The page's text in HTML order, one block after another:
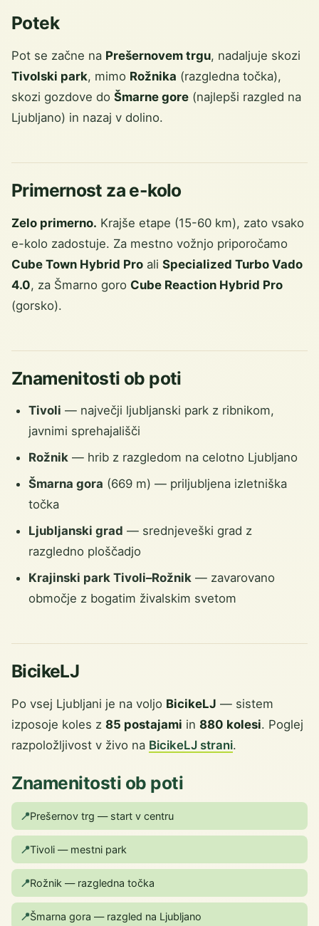
Potek
Pot se začne na Prešernovem trgu, nadaljuje skozi
Tivolski park, mimo Rožnika (razgledna točka),
skozi gozdove do Šmarne gore (najlepši razgled na
Ljubljano) in nazaj v dolino.
Primernost za e-kolo
Zelo primerno. Krajše etape (15-60 km), zato vsako
e-kolo zadostuje. Za mestno vožnjo priporočamo
Cube Town Hybrid Pro ali Specialized Turbo Vado
4.0, za Šmarno goro Cube Reaction Hybrid Pro
(gorsko).
Znamenitosti ob poti
Tivoli — največji ljubljanski park z ribnikom,
javnimi sprehajališči
Rožnik — hrib z razgledom na celotno Ljubljano
Šmarna gora (669 m) — priljubljena izletniška
točka
Ljubljanski grad — srednjeveški grad z
razgledno ploščadjo
Krajinski park Tivoli–Rožnik — zavarovano
območje z bogatim živalskim svetom
BicikeLJ
Po vsej Ljubljani je na voljo BicikeLJ — sistem
izposoje koles z 85 postajami in 880 kolesi. Poglej
razpoložljivost v živo na BicikeLJ strani.
Znamenitosti ob poti
📍Prešernov trg — start v centru
📍Tivoli — mestni park
📍Rožnik — razgledna točka
📍Šmarna gora — razgled na Ljubljano